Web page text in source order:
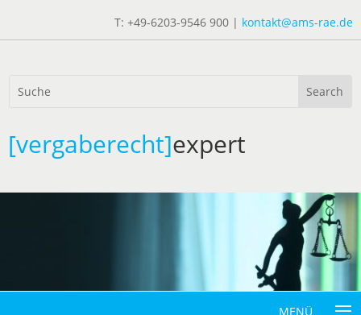
T: +49-6203-9546 900 | kontakt@ams-rae.de
[vergaberecht]expert